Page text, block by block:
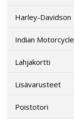
Harley-Davidson
Indian Motorcycle
Lahjakortti
Lisävarusteet
Poistotori